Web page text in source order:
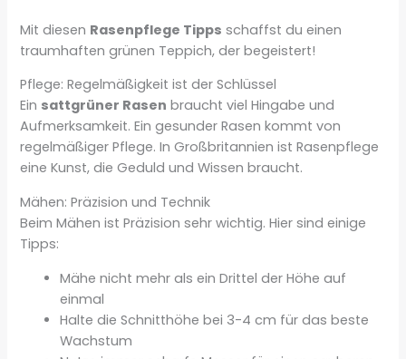
Mit diesen Rasenpflege Tipps schaffst du einen
traumhaften grünen Teppich, der begeistert!
Pflege: Regelmäßigkeit ist der Schlüssel
Ein sattgrüner Rasen braucht viel Hingabe und
Aufmerksamkeit. Ein gesunder Rasen kommt von
regelmäßiger Pflege. In Großbritannien ist Rasenpflege
eine Kunst, die Geduld und Wissen braucht.
Mähen: Präzision und Technik
Beim Mähen ist Präzision sehr wichtig. Hier sind einige
Tipps:
Mähe nicht mehr als ein Drittel der Höhe auf
einmal
Halte die Schnitthöhe bei 3-4 cm für das beste
Wachstum